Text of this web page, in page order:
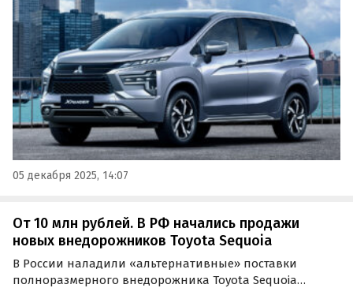
не превышает 160 л. с.
05 декабря 2025, 14:07
От 10 млн рублей. В РФ начались продажи
новых внедорожников Toyota Sequoia
В России наладили «альтернативные» поставки
полноразмерного внедорожника Toyota Sequoia